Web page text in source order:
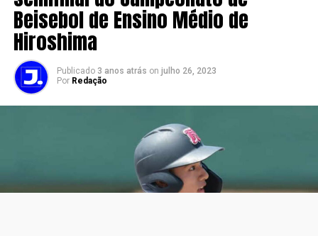
Beisebol de Ensino Médio de
Hiroshima
Publicado 3 anos atrás on julho 26, 2023
Por Redação